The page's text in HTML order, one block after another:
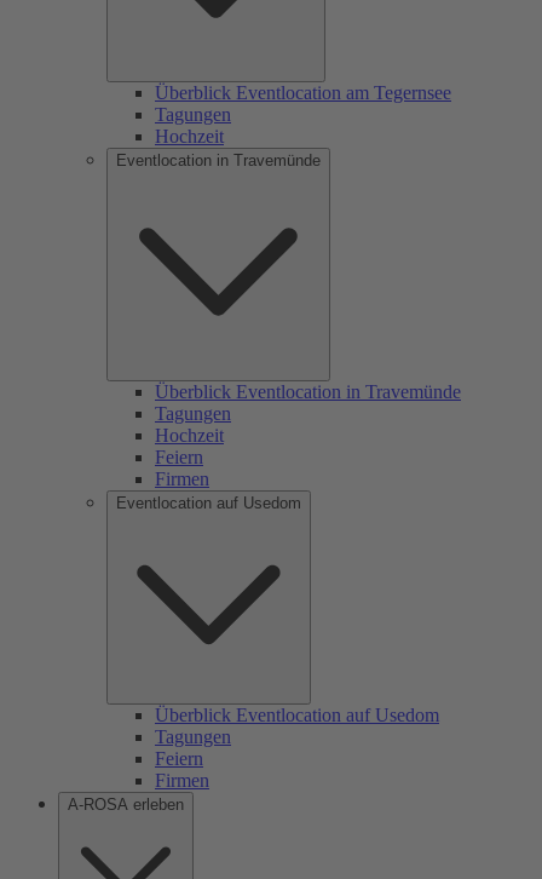
Überblick Eventlocation am Tegernsee
Tagungen
Hochzeit
Eventlocation in Travemünde
Überblick Eventlocation in Travemünde
Tagungen
Hochzeit
Feiern
Firmen
Eventlocation auf Usedom
Überblick Eventlocation auf Usedom
Tagungen
Feiern
Firmen
A-ROSA erleben